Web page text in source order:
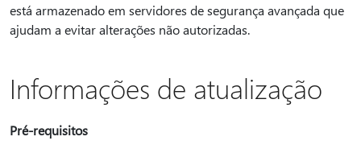
está armazenado em servidores de segurança avançada que
ajudam a evitar alterações não autorizadas.
Informações de atualização
Pré-requisitos